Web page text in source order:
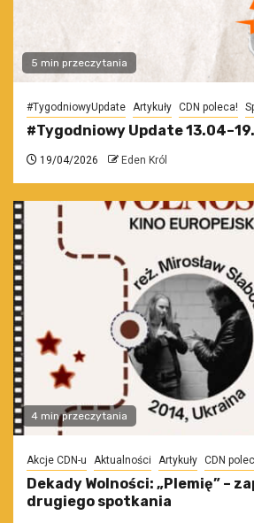
5 min przeczytania
#TygodniowyUpdate Artykuły CDN poleca!
#Tygodniowy Update
19/04/2026 Eden Król
4 min przeczytania
Akcje CDN-u Aktualności Artykuły CDN
Dekady Wolności: „Plemię” –
drugiego spotkania